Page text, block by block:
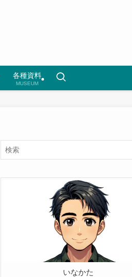
各種資料
MUSEUM
いなかた